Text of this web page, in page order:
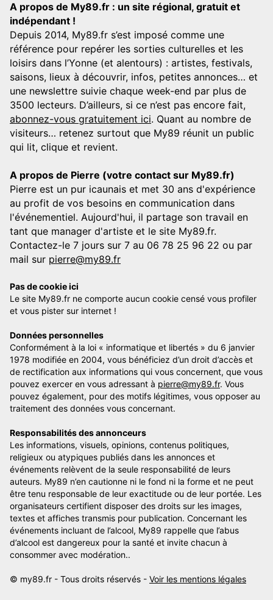
A propos de My89.fr : un site régional, gratuit et
indépendant !
Depuis 2014, My89.fr s’est imposé comme une
référence pour repérer les sorties culturelles et les
loisirs dans l’Yonne (et alentours) : artistes, festivals,
saisons, lieux à découvrir, infos, petites annonces… et
une newslettre suivie chaque week-end par plus de
3500 lecteurs. D’ailleurs, si ce n’est pas encore fait,
abonnez-vous gratuitement ici. Quant au nombre de
visiteurs… retenez surtout que My89 réunit un public
qui lit, clique et revient.
A propos de Pierre (votre contact sur My89.fr)
Pierre est un pur icaunais et met 30 ans d'expérience
au profit de vos besoins en communication dans
l'événementiel. Aujourd'hui, il partage son travail en
tant que manager d'artiste et le site My89.fr.
Contactez-le 7 jours sur 7 au 06 78 25 96 22 ou par
mail sur pierre@my89.fr
Pas de cookie ici
Le site My89.fr ne comporte aucun cookie censé vous profiler
et vous pister sur internet !
Données personnelles
Conformément à la loi « informatique et libertés » du 6 janvier
1978 modifiée en 2004, vous bénéficiez d’un droit d’accès et
de rectification aux informations qui vous concernent, que vous
pouvez exercer en vous adressant à pierre@my89.fr. Vous
pouvez également, pour des motifs légitimes, vous opposer au
traitement des données vous concernant.
Responsabilités des annonceurs
Les informations, visuels, opinions, contenus politiques,
religieux ou atypiques publiés dans les annonces et
événements relèvent de la seule responsabilité de leurs
auteurs. My89 n’en cautionne ni le fond ni la forme et ne peut
être tenu responsable de leur exactitude ou de leur portée. Les
organisateurs certifient disposer des droits sur les images,
textes et affiches transmis pour publication. Concernant les
événements incluant de l’alcool, My89 rappelle que l’abus
d’alcool est dangereux pour la santé et invite chacun à
consommer avec modération..
© my89.fr - Tous droits réservés - Voir les mentions légales